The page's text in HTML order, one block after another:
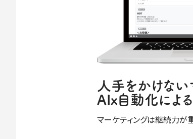
人手をかけない
AIx自動化によ
マーケティングは継続力が